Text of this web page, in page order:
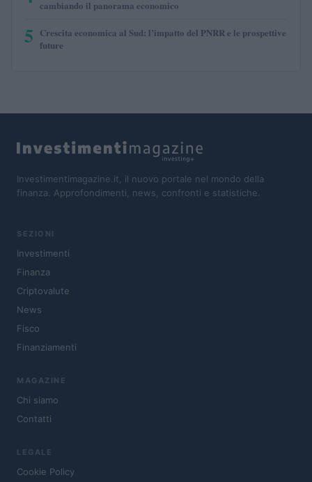
cambiando il panorama economico
5 Crescita economica al Sud: l’impatto del PNRR e le prospettive
future
Investimentimagazine.it, il nuovo portale nel mondo della
finanza. Approfondimenti, news, confronti e statistiche.
SEZIONI
Investimenti
Finanza
Criptovalute
News
Fisco
Finanziamenti
MAGAZINE
Chi siamo
Contatti
LEGALE
Cookie Policy